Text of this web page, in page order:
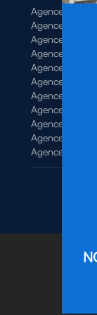
Agence de Brest
Agence de
Agence de
Agence de
Agence de
Agence de
Agence de
Agence de
Agence de
Agence de
Agence de Vitré